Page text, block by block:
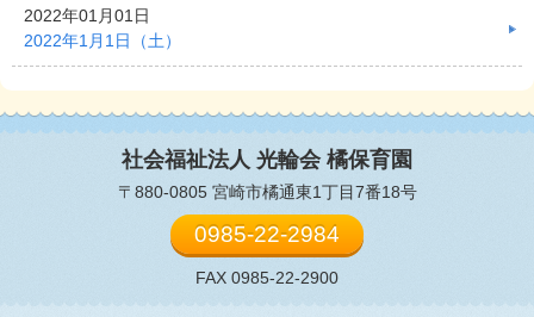
2022年01月01日
2022年1月1日（土）
社会福祉法人 光輪会 橘保育園
〒880-0805 宮崎市橘通東1丁目7番18号
0985-22-2984
FAX 0985-22-2900